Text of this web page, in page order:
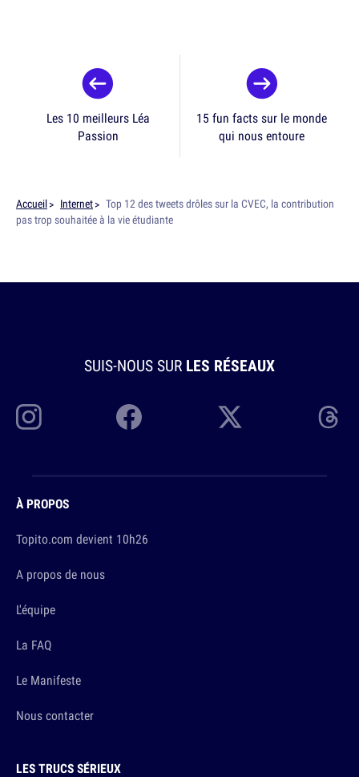
Les 10 meilleurs Léa
Passion
15 fun facts sur le monde
qui nous entoure
Accueil Internet
Top 12 des tweets drôles sur la CVEC, la contribution
pas trop souhaitée à la vie étudiante
SUIS-NOUS SUR LES RÉSEAUX
À PROPOS
Topito.com devient 10h26
A propos de nous
L'équipe
La FAQ
Le Manifeste
Nous contacter
LES TRUCS SÉRIEUX